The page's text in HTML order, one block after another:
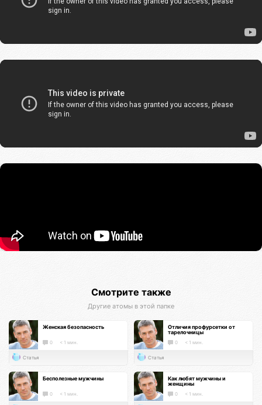
Смотрите также
Другие атомы в этой папке
Женская безопасность
0 < 1 мин.
Статья
Отличия профурсетки от
тарелочницы
0 < 1 мин.
Статья
Бесполезные мужчины
0 < 1 мин.
Как любят мужчины и
женщины
0 < 1 мин.